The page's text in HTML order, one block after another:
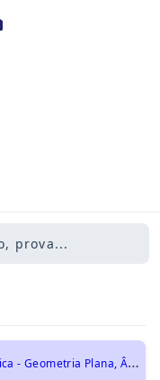
prova...
E
samc 2014 - Matemática - Geometria Plana, Ângulos - Lei Angular de Thales, Triângulos